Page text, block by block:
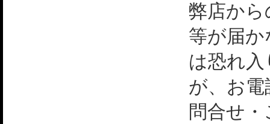
弊店か
等が届
は恐れ
が、お
問合せ